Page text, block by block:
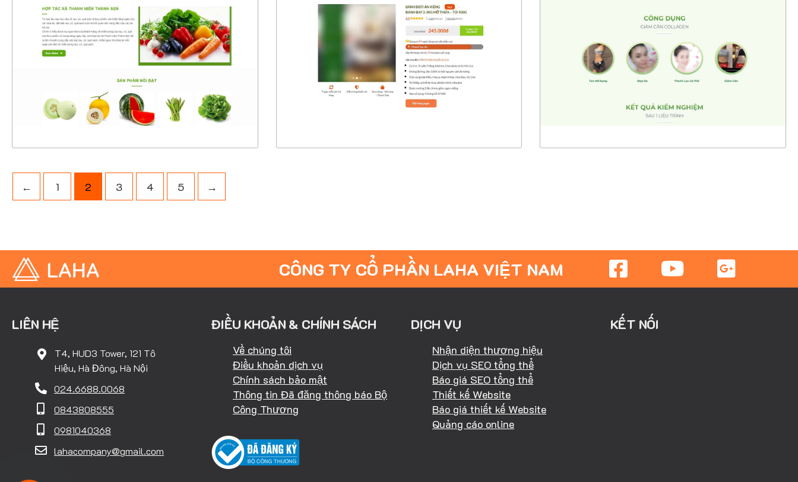
CHI TIẾT
XEM THỰC TẾ
CHI TIẾT
XEM THỰC TẾ
CHI TIẾT
XEM THỰC TẾ
← 1 2 3 4 5 →
CÔNG TY CỔ PHẦN LAHA VIỆT NAM
LIÊN HỆ
T4, HUD3 Tower, 121 Tô
Hiệu, Hà Đông, Hà Nội
024.6688.0068
0843808555
0981040368
lahacompany@gmail.com
ĐIỀU KHOẢN & CHÍNH SÁCH
Về chúng tôi
Điều khoản dịch vụ
Chính sách bảo mật
Thông tin Đã đăng thông báo Bộ
Công Thương
DỊCH VỤ
Nhận diện thương hiệu
Dịch vụ SEO tổng thể
Báo giá SEO tổng thể
Thiết kế Website
Báo giá thiết kế Website
Quảng cáo online
KẾT NỐI